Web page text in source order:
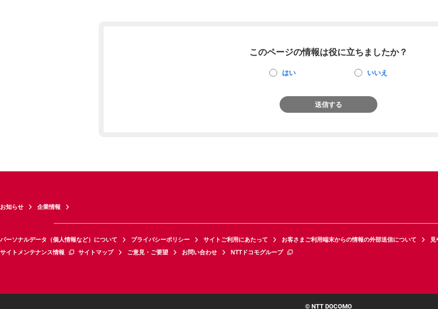
このページの情報は役に立ちましたか？
はい いいえ
送信する
お知らせ 企業情報
パーソナルデータ（個人情報など）について プライバシーポリシー サイトご利用にあたって お客さまご利用端末からの情報の外部送信について
見
サイトメンテナンス情報
サイトマップ ご意見・ご要望 お問い合わせ NTTドコモグループ
© NTT DOCOMO